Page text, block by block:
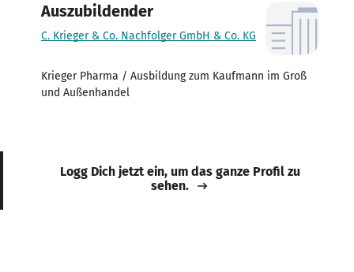
Auszubildender
C. Krieger & Co. Nachfolger GmbH & Co. KG
Krieger Pharma / Ausbildung zum Kaufmann im Groß
und Außenhandel
Logg Dich jetzt ein, um das ganze Profil zu
sehen.